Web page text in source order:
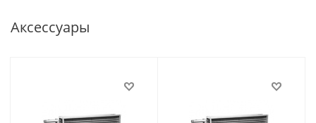
Аксессуары